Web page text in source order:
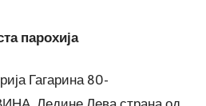
парохија
Гагарина 80-